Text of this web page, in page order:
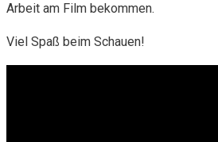
Arbeit am Film bekommen.
Viel Spaß beim Schauen!